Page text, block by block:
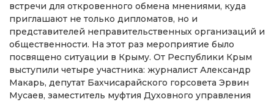
встречи для откровенного обмена мнениями, куда
приглашают не только дипломатов, но и
представителей неправительственных организаций и
общественности. На этот раз мероприятие было
посвящено ситуации в Крыму. От Республики Крым
выступили четыре участника: журналист Александр
Макарь, депутат Бахчисарайского горсовета Эрвин
Мусаев, заместитель муфтия Духовного управления